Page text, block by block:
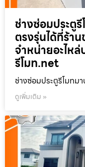
ช่างซ่อมประตู
ตรงรุ่นได้ที่ร้า
จำหน่ายอะไห
รีโมท.net
ช่างซ่อมประตูรีโมทม
ดูเพิ่มเติม »